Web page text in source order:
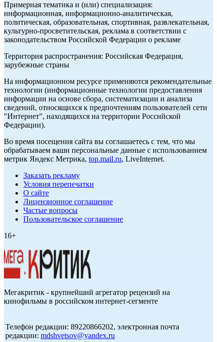
Примерная тематика и (или) специализация:
информационная, информационно-аналитическая,
политическая, образовательная, спортивная, развлекательная,
культурно-просветительская, реклама в соответствии с
законодательством Российской Федерации о рекламе
Территория распространения: Российская Федерация,
зарубежные страны
На информационном ресурсе применяются рекомендательные
технологии (информационные технологии предоставления
информации на основе сбора, систематизации и анализа
сведений, относящихся к предпочтениям пользователей сети
"Интернет", находящихся на территории Российской
Федерации).
Во время посещения сайта вы соглашаетесь с тем, что мы
обрабатываем ваши персональные данные с использованием
метрик Яндекс Метрика, top.mail.ru, LiveInternet.
Заказать рекламу
Условия перепечатки
О сайте
Лицензионное соглашение
Частые вопросы
Пользовательское соглашение
16+
Мегакритик - крупнейший агрегатор рецензий на
кинофильмы в российском интернет-сегменте
Телефон редакции: 89220866202, электронная почта
редакции: mdshvetsov@yandex.ru